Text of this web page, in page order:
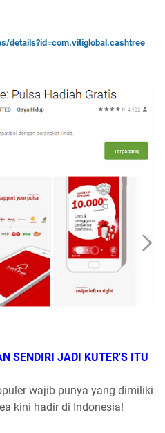
details?id=com.vitiglobal.cashtree
SENDIRI JADI KUTER'S ITU
wajib punya yang dimiliki
kini hadir di Indonesia!